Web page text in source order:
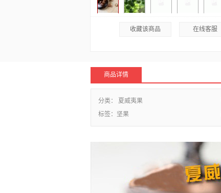
收藏该商品 在线客服
商品详情
分类： 夏威夷果
标签： 坚果